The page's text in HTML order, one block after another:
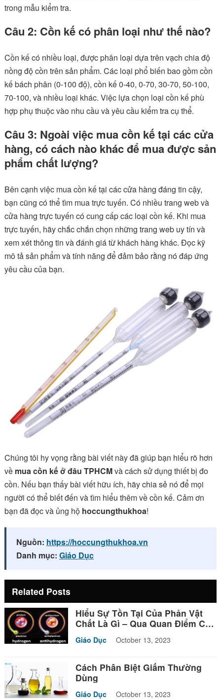
trong mẫu kiểm tra.
Câu 2: Cồn kế có phân loại như thế nào?
Cồn kế có nhiều loại, được phân loại dựa trên vạch chia độ
nồng độ cồn trên sản phẩm. Các loại phổ biến bao gồm cồn
kế bách phân (0-100 độ), cồn kế 0-40, 0-70, 30-70, 50-100,
70-100, và nhiều loại khác. Việc lựa chọn loại cồn kế phù
hợp phụ thuộc vào nhu cầu và yêu cầu kiểm tra cụ thể.
Câu 3: Ngoài việc mua cồn kế tại các cửa
hàng, có cách nào khác để mua được sản
phẩm chất lượng?
Bên cạnh việc mua cồn kế tại các cửa hàng đáng tin cậy,
bạn cũng có thể tìm mua trực tuyến. Có nhiều trang web và
cửa hàng trực tuyến có cung cấp các loại cồn kế. Khi mua
trực tuyến, hãy chắc chắn chọn những trang web uy tín và
xem xét thông tin và đánh giá từ khách hàng khác. Đọc kỹ
mô tả sản phẩm và tính năng để đảm bảo rằng nó đáp ứng
yêu cầu của bạn.
Chúng tôi hy vọng rằng bài viết này đã giúp bạn hiểu rõ hơn
về mua cồn kế ở đâu TPHCMvà cách sử dụng thiết bị đo
cồn. Nếu bạn thấy bài viết hữu ích, hãy chia sẻ nó để mọi
người có thể biết đến và tìm hiểu thêm về cồn kế. Cảm ơn
bạn đã đọc và ủng hộ hoccungthukhoa!
Nguồn: https://hoccungthukhoa.vn
Danh mục: Giáo Dục
Related Posts
Hiểu Sự Tồn Tại Của Phản Vật
Chất Là Gì – Qua Quan Điểm Của
Giáo Dục October 13, 2023
Cách Phân Biệt Giấm Thường
Dùng
Giáo Dục October 13, 2023